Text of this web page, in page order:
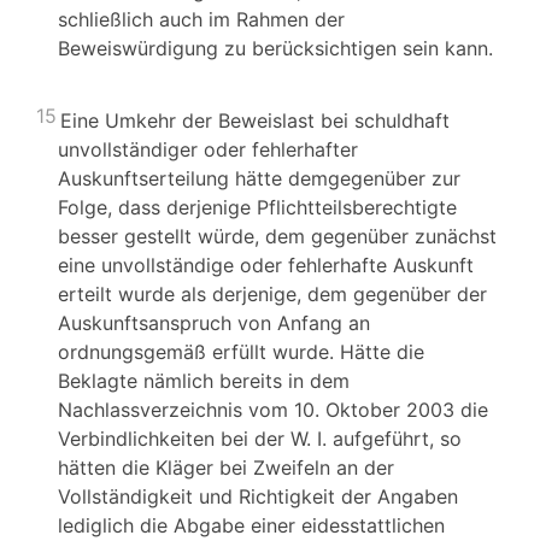
schließlich auch im Rahmen der
Beweiswürdigung zu berücksichtigen sein kann.
15 Eine Umkehr der Beweislast bei schuldhaft
unvollständiger oder fehlerhafter
Auskunftserteilung hätte demgegenüber zur
Folge, dass derjenige Pflichtteilsberechtigte
besser gestellt würde, dem gegenüber zunächst
eine unvollständige oder fehlerhafte Auskunft
erteilt wurde als derjenige, dem gegenüber der
Auskunftsanspruch von Anfang an
ordnungsgemäß erfüllt wurde. Hätte die
Beklagte nämlich bereits in dem
Nachlassverzeichnis vom 10. Oktober 2003 die
Verbindlichkeiten bei der W. I. aufgeführt, so
hätten die Kläger bei Zweifeln an der
Vollständigkeit und Richtigkeit der Angaben
lediglich die Abgabe einer eidesstattlichen